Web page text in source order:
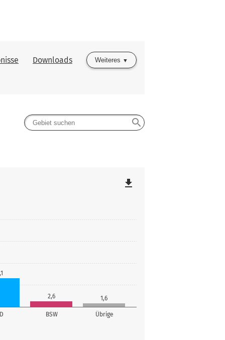
Downloads Weiteres
search
BSW Übrige
2,6 1,6
file_download